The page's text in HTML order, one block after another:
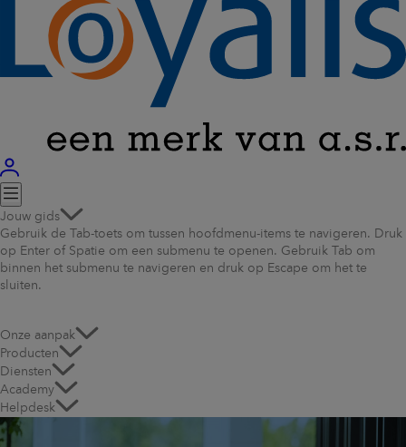
Jouw gids
Gebruik de Tab-toets om tussen hoofdmenu-items te navigeren. Druk
op Enter of Spatie om een submenu te openen. Gebruik Tab om
binnen het submenu te navigeren en druk op Escape om het te
sluiten.
Onze aanpak
Producten
Diensten
Academy
Helpdesk